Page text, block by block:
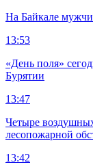
На Байкале
13:53
«День поля»
Бурятии
13:47
Четыре
лесопожарной
13:42